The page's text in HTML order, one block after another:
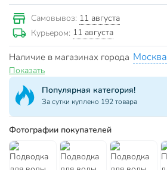
Самовывоз: 11 августа
Курьером: 11 августа
Наличие в магазинах города Москва
Показать
Популярная категория!
За сутки куплено 192 товара
Фотографии покупателей